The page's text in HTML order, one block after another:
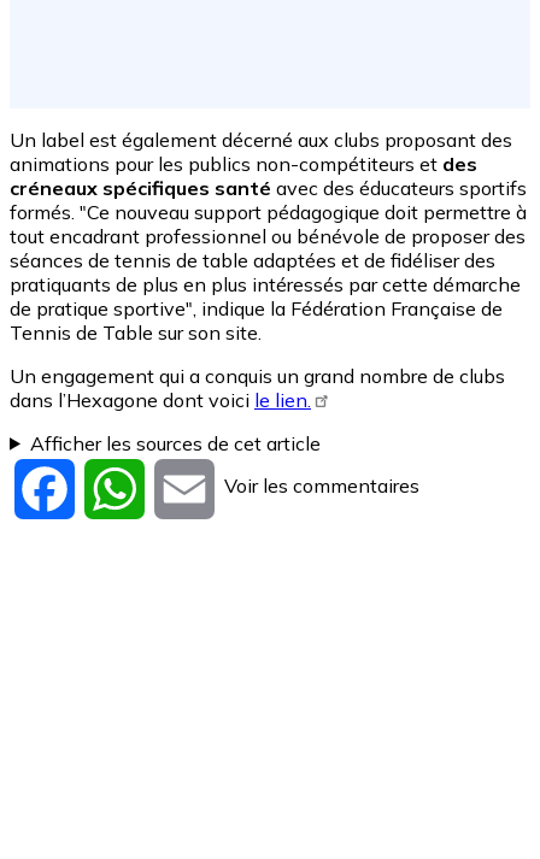
Un label est également décerné aux clubs proposant des
animations pour les publics non-compétiteurs et des
créneaux spécifiques santé avec des éducateurs sportifs
formés. "Ce nouveau support pédagogique doit permettre à
tout encadrant professionnel ou bénévole de proposer des
séances de tennis de table adaptées et de fidéliser des
pratiquants de plus en plus intéressés par cette démarche
de pratique sportive", indique la Fédération Française de
Tennis de Table sur son site.
Un engagement qui a conquis un grand nombre de clubs
dans l’Hexagone dont voici le lien.
Afficher les sources de cet article
Facebook WhatsApp
Email
Voir les commentaires